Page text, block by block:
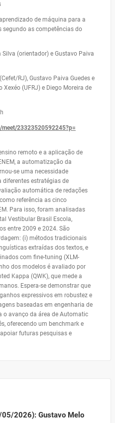
de máquina para a
segundo as competências do
Silva (orientador) e Gustavo Paiva
RJ), Gustavo Paiva Guedes e
Xexéo (UFRJ) e Diego Moreira de
meet/23323520592245?p=
remoto e a aplicação de
a automatização da
se uma necessidade
diferentes estratégias de
automática de redações
referência as cinco
Para isso, foram analisadas
Vestibular Brasil Escola,
entre 2009 e 2024. São
(i) métodos tradicionais
extraídas dos textos, e
com fine-tuning (XLM-
dos modelos é avaliado por
Kappa (QWK), que mede a
Espera-se demonstrar que
expressivos em robustez e
baseadas em engenharia de
o avanço da área de Automatic
oferecendo um benchmark e
futuras pesquisas e
2026): Gustavo Melo